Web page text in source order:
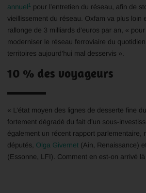
annuel1 pour l’entretien du réseau, afin de
vieillissement du réseau. Oxfam va plus loin
rallonge de 3 milliards d’euros par an, «
moderniser le réseau ferroviaire du
territoires aujourd’hui mal desservis ».
10 % des voyageurs
« L’état moyen des lignes de desserte fine
fortement dégradé du fait d’un sous-
également un récent rapport parlementaire,
députés, Olga Givernet (Ain, Renaissance)
(Essonne, LFI). Comment en est-on arrivé là